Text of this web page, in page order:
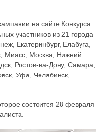
на сайте Конкурса
участников из 21 города
Екатеринбург, Елабуга,
Миасс, Москва, Нижний
Ростов-на-Дону, Самара,
Уфа, Челябинск,
состоится 28 февраля